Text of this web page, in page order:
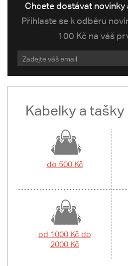
Chcete dostávat novinky
Přihlaste se k odběru
100 Kč na váš
Kabelky a
do 500 Kč
od 1000 Kč do
2000 Kč